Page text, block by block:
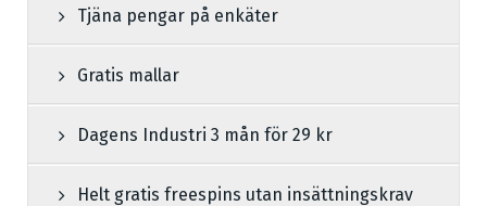
Tjäna pengar på enkäter
Gratis mallar
Dagens Industri 3 mån för 29 kr
Helt gratis freespins utan insättningskrav